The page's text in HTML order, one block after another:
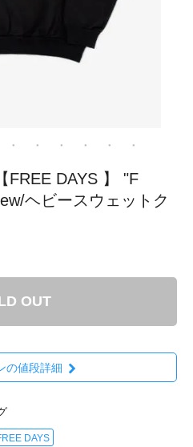
FREE DAYS 】 "F
ヘビースウェットク
OUT
の値段詳細
DAYS